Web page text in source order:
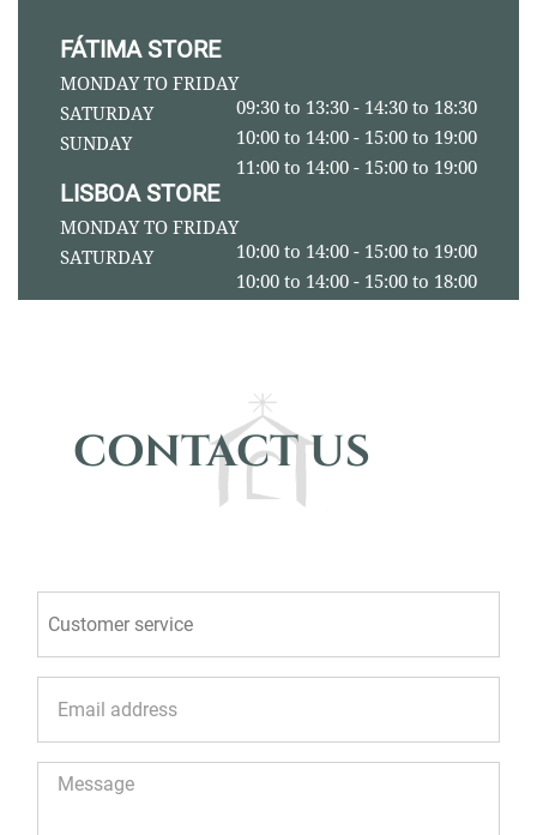
FÁTIMA STORE
MONDAY TO FRIDAY
09:30 to 13:30 - 14:30 to 18:30
SATURDAY
10:00 to 14:00 - 15:00 to 19:00
SUNDAY
11:00 to 14:00 - 15:00 to 19:00
LISBOA STORE
MONDAY TO FRIDAY
10:00 to 14:00 - 15:00 to 19:00
SATURDAY
10:00 to 14:00 - 15:00 to 18:00
CONTACT US